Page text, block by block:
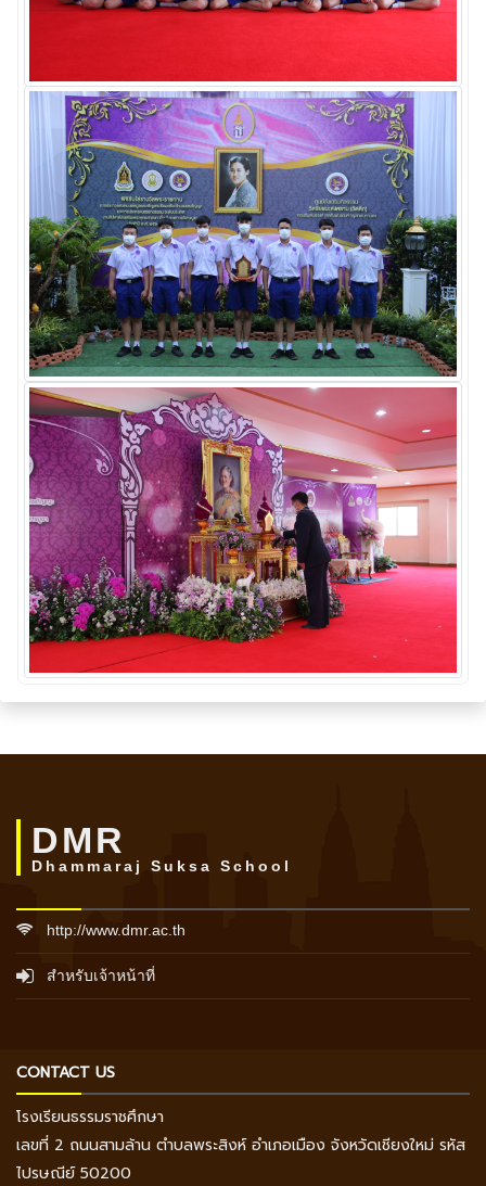
DMR
Dhammaraj Suksa School
http://www.dmr.ac.th
สำหรับเจ้าหน้าที่
CONTACT US
โรงเรียนธรรมราชศึกษา
เลขที่ 2 ถนนสามล้าน ตำบลพระสิงห์ อำเภอเมือง จังหวัดเชียงใหม่ รหัส
ไปรษณีย์ 50200